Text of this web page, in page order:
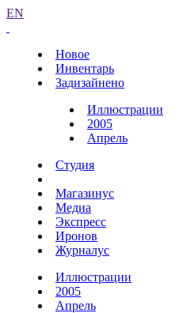
EN
Новое
Инвентарь
Задизайнено
Иллюстрации
2005
Апрель
Студия
Магазинус
Медиа
Экспресс
Иронов
Журналус
Иллюстрации
2005
Апрель